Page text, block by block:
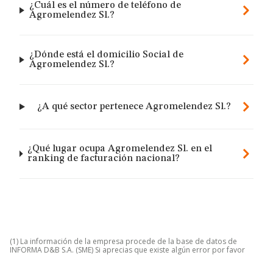
¿Cuál es el número de teléfono de
Agromelendez Sl.?
¿Dónde está el domicilio Social de
Agromelendez Sl.?
¿A qué sector pertenece Agromelendez Sl.?
¿Qué lugar ocupa Agromelendez Sl. en el
ranking de facturación nacional?
(1) La información de la empresa procede de la base de datos de
INFORMA D&B S.A. (SME) Si aprecias que existe algún error por favor